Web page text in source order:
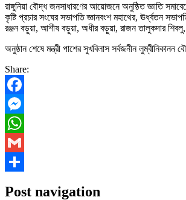
রাঙ্গুনিয়া বৌদ্ধ জনসাধারণের আয়োজনে অনুষ্ঠিত জ্ঞাতি
কৃষ্টি প্রচার সংঘের সভাপতি জ্ঞানবংশ মহাথের, ঊর্ধ্বতন
রঞ্জন বড়ুয়া, আশীষ বড়ুয়া, অধীর বড়ুয়া, রাজন তালুকদার শিবলু,
অনুষ্ঠান শেষে মন্ত্রী পাশের সুখবিলাস সর্বজনীন
Share:
Facebook
Messenger
WhatsApp
Gmail
Post navigation